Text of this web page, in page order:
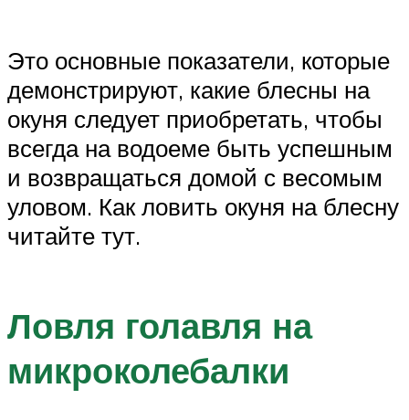
Это основные показатели, которые
демонстрируют, какие блесны на
окуня следует приобретать, чтобы
всегда на водоеме быть успешным
и возвращаться домой с весомым
уловом. Как ловить окуня на блесну
читайте тут.
Ловля голавля на
микроколебалки